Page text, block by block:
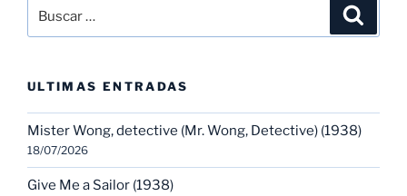
por:
ULTIMAS ENTRADAS
Mister Wong, detective (Mr. Wong, Detective) (1938)
18/07/2026
Give Me a Sailor (1938)